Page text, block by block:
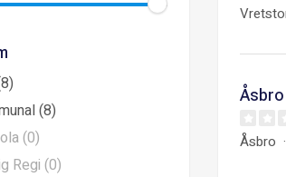
(8)
(0)
Regi (0)
Åsbro